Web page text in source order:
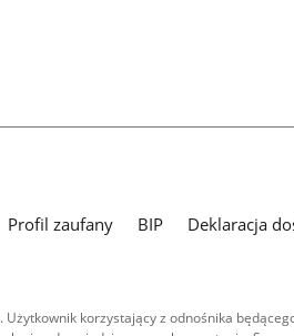
Profil zaufany BIP
Deklaracja
korzystający z odnośnika